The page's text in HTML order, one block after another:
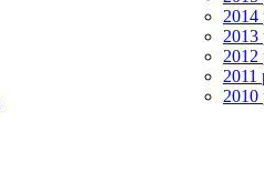
2014
2013
2012
2011
2010